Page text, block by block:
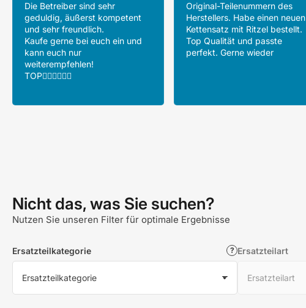
Die Betreiber sind sehr
geduldig, äußerst kompetent
und sehr freundlich.
Kaufe gerne bei euch ein und
kann euch nur
weiterempfehlen!
TOP👍🏻👍🏻👍🏻
Original-Teilenummern des
Herstellers. Habe einen neuen
Kettensatz mit Ritzel bestellt.
Top Qualität und passte
perfekt. Gerne wieder
Nicht das, was Sie suchen?
Nutzen Sie unseren Filter für optimale Ergebnisse
Ersatzteilkategorie Ersatzteilart